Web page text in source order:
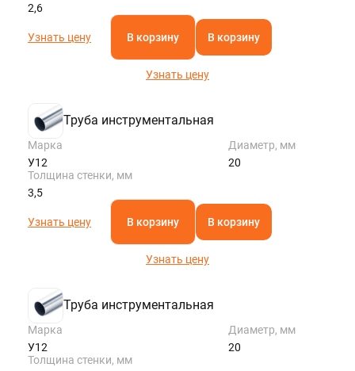
2,6
Узнать цену В корзину В корзину
Узнать цену
Труба инструментальная
Марка
У12
Диаметр, мм
20
Толщина стенки, мм
3,5
Узнать цену В корзину В корзину
Узнать цену
Труба инструментальная
Марка
У12
Диаметр, мм
20
Толщина стенки, мм